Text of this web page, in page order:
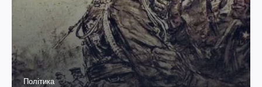
Політика